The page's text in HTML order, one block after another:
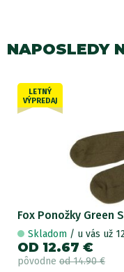
NAPOSLEDY
LETNÝ
VÝPREDAJ
Fox Ponožky Green
Skladom / u vás už
OD 12.67 €
pôvodne od 14.90 €